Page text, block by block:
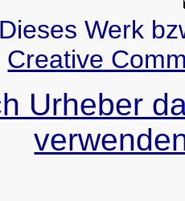
Dieses Werk
Creative
Urheber